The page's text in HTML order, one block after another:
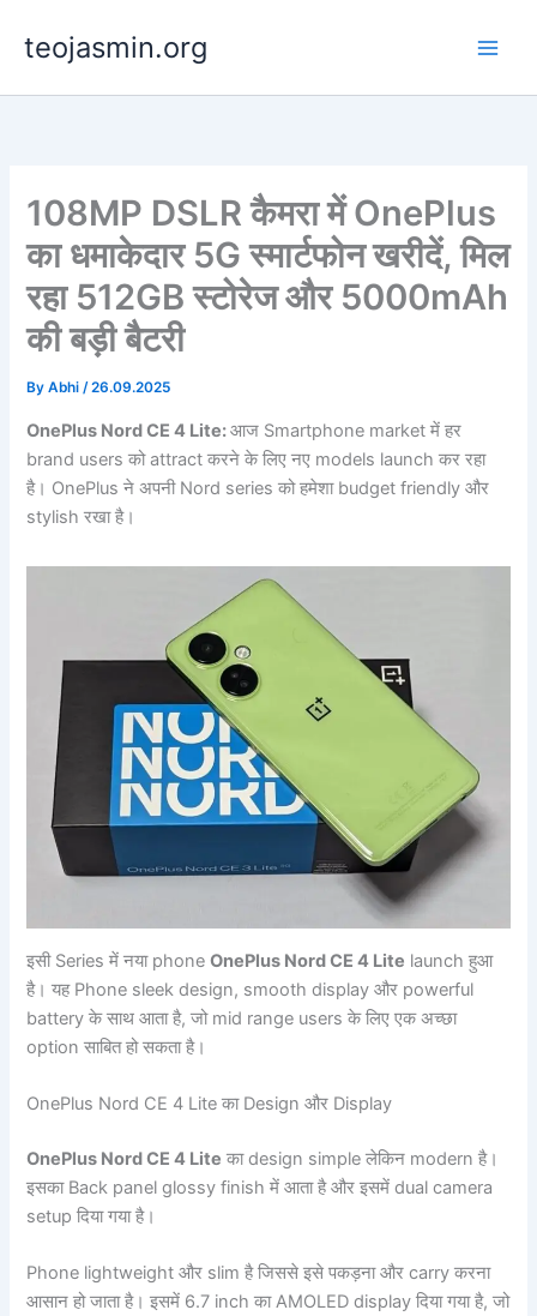
teojasmin.org
108MP DSLR कैमरा में OnePlus
का धमाकेदार 5G स्मार्टफोन खरीदें, मिल
रहा 512GB स्टोरेज और 5000mAh
की बड़ी बैटरी
ByAbhi/26.09.2025
OnePlus Nord CE 4 Lite:आज Smartphone market में हर
brand users को attract करने के लिए नए models launch कर रहा
है। OnePlus ने अपनी Nord series को हमेशा budget friendly और
stylish रखा है।
इसी Series में नया phoneOnePlus Nord CE 4 Lite launch हुआ
है। यह Phone sleek design, smooth display और powerful
battery के साथ आता है, जो mid range users के लिए एक अच्छा
option साबित हो सकता है।
OnePlus Nord CE 4 Lite का Design और Display
OnePlus Nord CE 4 Lite का design simple लेकिन modern है।
इसका Back panel glossy finish में आता है और इसमें dual camera
setup दिया गया है।
Phone lightweight और slim है जिससे इसे पकड़ना और carry करना
आसान हो जाता है। इसमें 6.7 inch का AMOLED display दिया गया है, जो